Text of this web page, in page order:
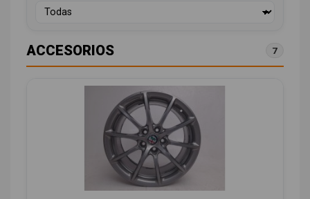
ACCESORIOS 7